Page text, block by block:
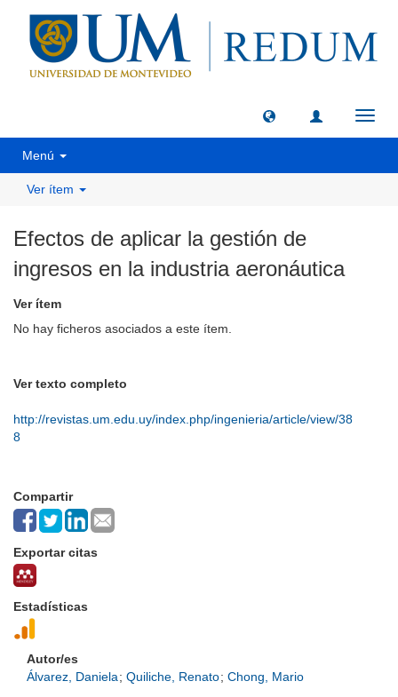
Menú
Ver ítem
Efectos de aplicar la gestión de
ingresos en la industria aeronáutica
Ver ítem
No hay ficheros asociados a este ítem.
Ver texto completo
http://revistas.um.edu.uy/index.php/ingenieria/article/view/38
8
Compartir
Exportar citas
Estadísticas
Autor/es
Álvarez, Daniela; Quiliche, Renato; Chong, Mario